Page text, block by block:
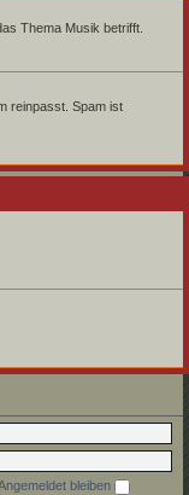
Thema Musik betrifft.
reinpasst. Spam ist
bleiben